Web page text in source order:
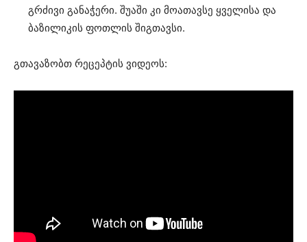
გრძივი განაჭერი. შუაში კი მოათავსე ყველისა და
ბაზილიკის ფოთლის შიგთავსი.
გთავაზობთ რეცეპტის ვიდეოს: